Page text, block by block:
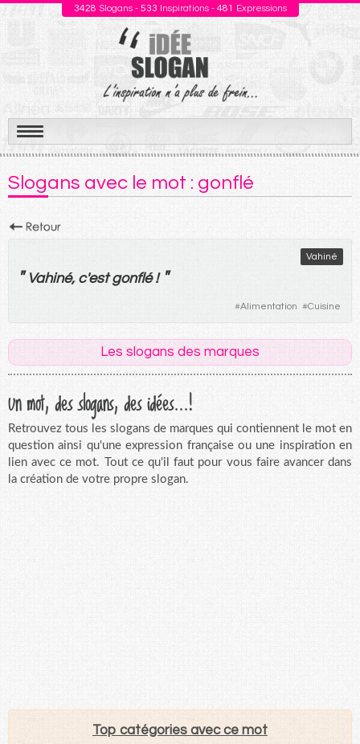
3428 Slogans - 533 Inspirations - 481 Expressions
Aller
au
contenu
Slogans avec le mot : gonflé
Vahiné
"Vahiné, c'est gonflé! "
#Alimentation #Cuisine
Les slogans des marques
Un mot, des slogans, des idées...!
Retrouvez tous les slogans de marques qui contiennent le mot en
question ainsi qu'une expression française ou une inspiration en
lien avec ce mot. Tout ce qu'il faut pour vous faire avancer dans
la création de votre propre slogan.
Top catégories avec ce mot